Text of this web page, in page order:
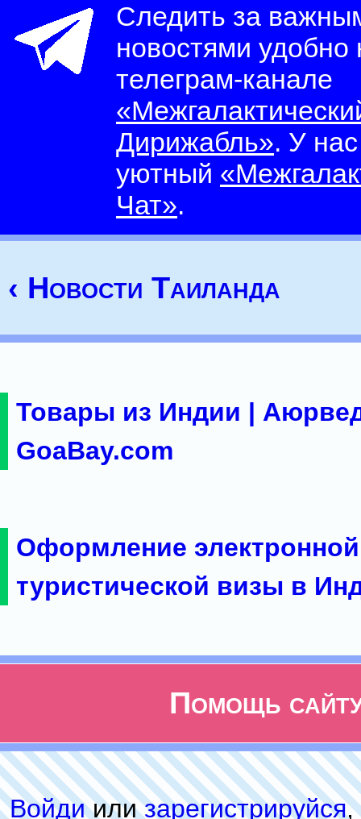
Следить за
новостями
телеграм-канале
Дирижабль». У
уютный
Чат».
‹ Новости Таиланда
Товары из Индии |
GoaBay.com
Оформление электронной
туристической визы в
Помощь
Войдиилизарeгиcтpируйся,